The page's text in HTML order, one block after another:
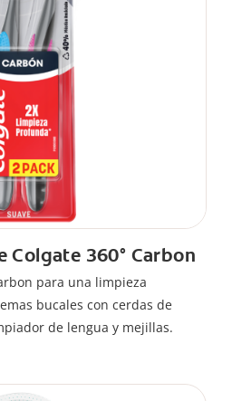
Colgate 360° Carbon
para una limpieza
bucales con cerdas de
de lengua y mejillas.